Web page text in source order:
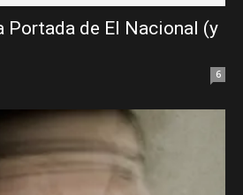
Portada de El Nacional (y
6